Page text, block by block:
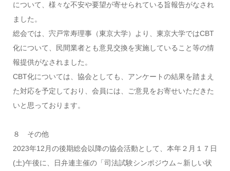
について、様々な不安や要望が寄せられている旨報告がなされ
ました。
総会では、宍戸常寿理事（東京大学）より、東京大学ではCBT
化について、民間業者とも意見交換を実施していること等の情
報提供がなされました。
CBT化については、協会としても、アンケートの結果を踏まえ
た対応を予定しており、会員には、ご意見をお寄せいただきた
いと思っております。
８ その他
2023年12月の後期総会以降の協会活動として、本年２月１７日
(土)午後に、日弁連主催の「司法試験シンポジウム～新しい状